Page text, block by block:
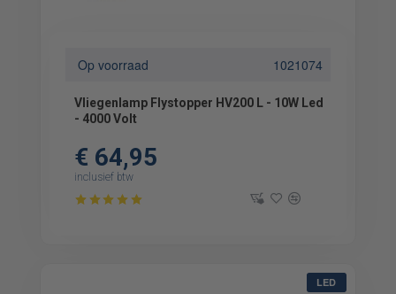
Op voorraad 1021074
Vliegenlamp Flystopper HV200 L - 10W Led
- 4000 Volt
€ 64,95
inclusief btw
LED